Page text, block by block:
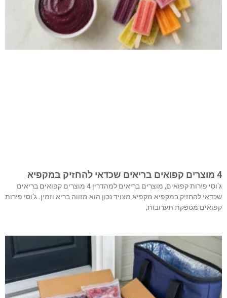
4 מוצרים קפואים בריאים שכדאי להחזיק במקפיא
ג’וסי פירות קפואים, מוצרים בריאים למהדרין 4 מוצרים קפואים בריאים
שכדאי להחזיק במקפיא מקפיא מצויד נכון הוא מזווה בריא וזמין. ג’וסי פירות
קפואים מספקת תערובות,